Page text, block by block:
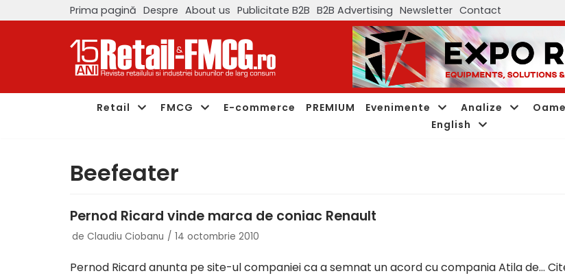
Prima pagină Despre About us Publicitate B2B B2B Advertising Newsletter Contact
Retail FMCG E-commerce PREMIUM Evenimente Analize
English
Beefeater
Pernod Ricard vinde marca de coniac Renault
de Claudiu Ciobanu 14 octombrie 2010
Pernod Ricard anunta pe site-ul companiei ca a semnat un acord cu compania Atila de…